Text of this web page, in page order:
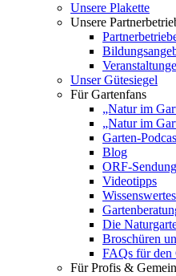
Unsere Plakette
Unsere
Unser Gütesiegel
Für Gartenfans
„Natur im
„Natur im
Garten-
Blog
ORF-Sendung
Videotipps
Wissenswertes
Die
Broschüren
FAQs für den
Für Profis &